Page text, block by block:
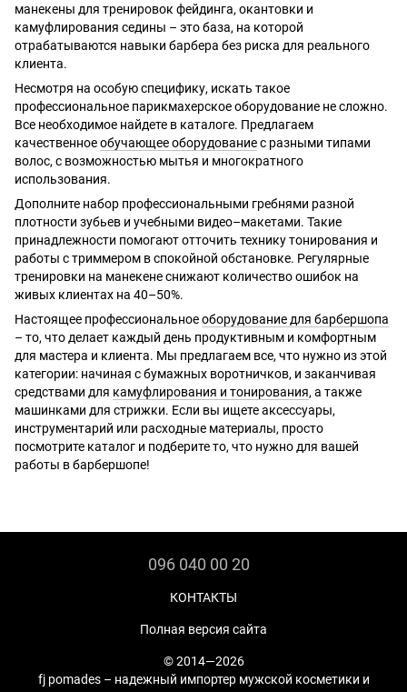
манекены для тренировок фейдинга, окантовки и
камуфлирования седины – это база, на которой
отрабатываются навыки барбера без риска для реального
клиента.
Несмотря на особую специфику, искать такое
профессиональное парикмахерское оборудование не сложно.
Все необходимое найдете в каталоге. Предлагаем
качественноеобучающее оборудованиес разными типами
волос, с возможностью мытья и многократного
использования.
Дополните набор профессиональными гребнями разной
плотности зубьев и учебными видео–макетами. Такие
принадлежности помогают отточить технику тонирования и
работы с триммером в спокойной обстановке. Регулярные
тренировки на манекене снижают количество ошибок на
живых клиентах на 40–50%.
Настоящее профессиональноеоборудование для барбершопа
– то, что делает каждый день продуктивным и комфортным
для мастера и клиента. Мы предлагаем все, что нужно из этой
категории: начиная с бумажных воротничков, и заканчивая
средствами для камуфлирования и тонирования, а также
машинками для стрижки. Если вы ищете аксессуары,
инструментарий или расходные материалы, просто
посмотрите каталог и подберите то, что нужно для вашей
работы в барбершопе!
096 040 00 20
КОНТАКТЫ
Полная версия сайта
© 2014—2026
fj pomades – надежный импортер мужской косметики и